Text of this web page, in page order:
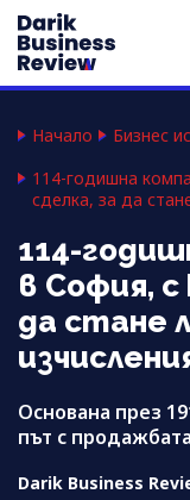
Начало
Бизнес
114-годишна
сделка, за да
114-
в София, с
да стане
Основана през
път с
Darik Business